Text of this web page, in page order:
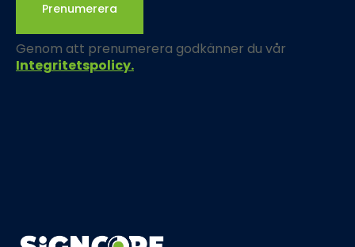
Prenumerera
Genom att prenumerera godkänner du vår
Integritetspolicy.